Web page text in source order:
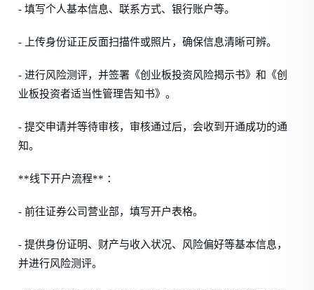
- 填写个人基本信息、联系方式、银行账户等。
- 上传身份证正反面扫描件或照片，确保信息清晰可辨。
- 进行风险测评，并签署《创业板投资风险揭示书》和《创
业板投资者适当性管理告知书》。
- 提交申请并等待审核，审核通过后，会收到开通成功的通
知。
**线下开户流程** ：
- 前往证券公司营业部，填写开户表格。
- 提供身份证明、财产与收入状况、风险偏好等基本信息，
并进行风险测评。